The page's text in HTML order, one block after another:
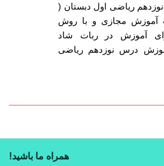
ریاضی اول دبستان (
آموزش مجازی و با روش
آموزش در ربات شاد
آموزش درس نوزدهم ریاضی
همراه ما باشید!